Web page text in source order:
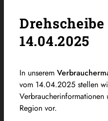
14.04.2025
In unserem
vom 14.04.2025 stellen
Region vor.